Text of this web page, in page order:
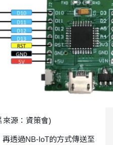
來源：資策會)
透過NB-IoT的方式傳送至